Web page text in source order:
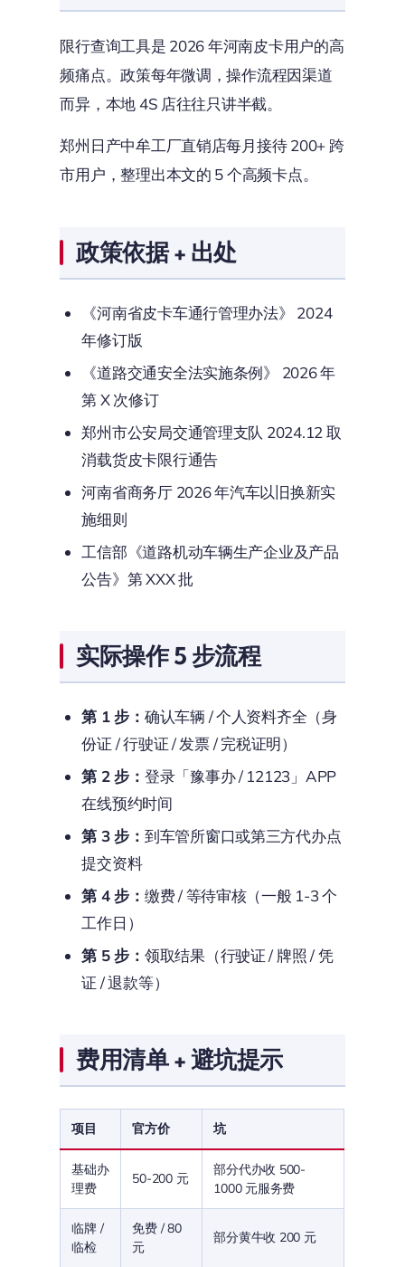
限行查询工具是 2026 年河南皮卡用户的高
频痛点。政策每年微调，操作流程因渠道
而异，本地 4S 店往往只讲半截。
郑州日产中牟工厂直销店每月接待 200+ 跨
市用户，整理出本文的 5 个高频卡点。
政策依据 + 出处
《河南省皮卡车通行管理办法》 2024
年修订版
《道路交通安全法实施条例》 2026 年
第 X 次修订
郑州市公安局交通管理支队 2024.12 取
消载货皮卡限行通告
河南省商务厅 2026 年汽车以旧换新实
施细则
工信部《道路机动车辆生产企业及产品
公告》第 XXX 批
实际操作 5 步流程
第 1 步： 确认车辆 / 个人资料齐全（身
份证 / 行驶证 / 发票 / 完税证明）
第 2 步： 登录「豫事办 / 12123」APP
在线预约时间
第 3 步： 到车管所窗口或第三方代办点
提交资料
第 4 步： 缴费 / 等待审核（一般 1-3 个
工作日）
第 5 步： 领取结果（行驶证 / 牌照 / 凭
证 / 退款等）
费用清单 + 避坑提示
项目 官方价 坑
基础办
理费
50-200 元
部分代办收 500-
1000 元服务费
临牌 /
临检
免费 / 80
元
部分黄牛收 200 元